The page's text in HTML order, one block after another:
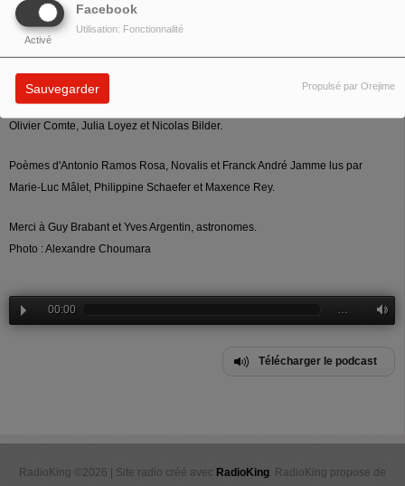
Facebook
Activé
Utilisation: Fonctionnalité
Sauvegarder Propulsé par Orejime
Esquisses, études, pièces & enregistrements sonores.
Un autoportrait de son, un autoportrait avec des sons.
Crédits : Pat Griffiths, Sylvie Garot, Christophe Loyer, Brigitte Guedj, Cécile
Portier, Franck André Jamme, Jean Marc Héroin, Bruno Marin, Eric Benjamin,
Olivier Comte, Julia Loyez et Nicolas Bilder.
Poèmes d'Antonio Ramos Rosa, Novalis et Franck André Jamme lus par
Marie-Luc Mâlet, Philippine Schaefer et Maxence Rey.
Merci à Guy Brabant et Yves Argentin, astronomes.
Photo : Alexandre Choumara
00:00
Télécharger le podcast
RadioKing ©2026 | Site radio créé avec RadioKing . RadioKing propose de